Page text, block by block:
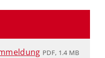
PDF, 1.4 MB